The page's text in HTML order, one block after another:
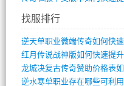
找服排行
龙城决复古传奇赞助价格表